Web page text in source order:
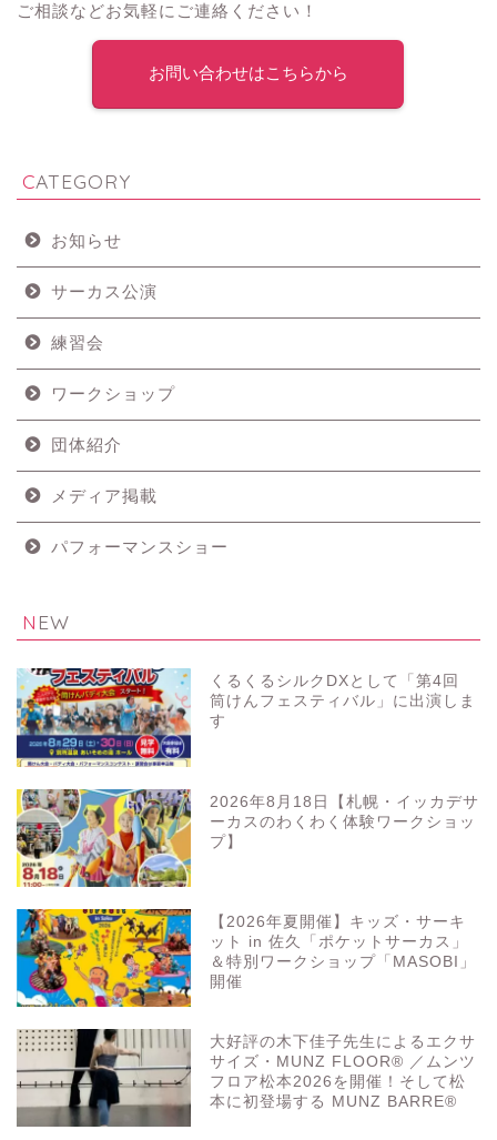
ご相談などお気軽にご連絡ください！
お問い合わせはこちらから
CATEGORY
お知らせ
サーカス公演
練習会
ワークショップ
団体紹介
メディア掲載
パフォーマンスショー
NEW
くるくるシルクDXとして「第4回
筒けんフェスティバル」に出演しま
す
2026年8月18日【札幌・イッカデサ
ーカスのわくわく体験ワークショッ
プ】
【2026年夏開催】キッズ・サーキ
ット in 佐久「ポケットサーカス」
＆特別ワークショップ「MASOBI」
開催
大好評の木下佳子先生によるエクサ
サイズ・MUNZ FLOOR® ／ムンツ
フロア松本2026を開催！そして松
本に初登場する MUNZ BARRE®